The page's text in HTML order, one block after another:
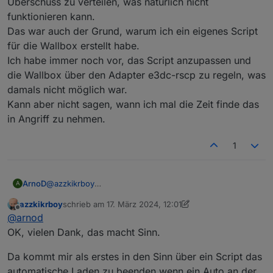
funktionieren kann.
Das war auch der Grund, warum ich ein eigenes Script
für die Wallbox erstellt habe.
Ich habe immer noch vor, das Script anzupassen und
die Wallbox über den Adapter e3dc-rscp zu regeln, was
damals nicht möglich war.
Kann aber nicht sagen, wann ich mal die Zeit finde das
in Angriff zu nehmen.
1
A ArnoD@azzkikrboy
Das Problem ist einfach das von Script Charge Control
Die Leistung für die Wallbox wird als Hausverbrauch
Batterie geladen.
Beim Hauskraftwerk passiert das gleiche, da wird der
Offline
azzkikrboyschrieb am 17. März 2024, 12:01
zuletzt editiert von azzkikrboy
@arnod
OK, vielen Dank, das macht Sinn.
Da kommt mir als erstes in den Sinn über ein Script das